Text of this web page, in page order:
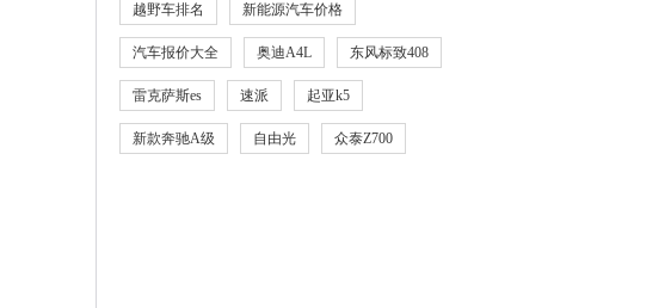
越野车排名 新能源汽车价格
汽车报价大全 奥迪A4L 东风标致408
雷克萨斯es 速派 起亚k5
新款奔驰A级 自由光 众泰Z700